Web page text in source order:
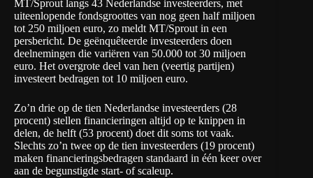
MT/Sprout langs 43 Nederlandse investeerders, met
uiteenlopende fondsgroottes van nog geen half miljoen
tot 250 miljoen euro, zo meldt MT/Sprout in een
persbericht. De geënquêteerde investeerders doen
deelnemingen die variëren van 50.000 tot 30 miljoen
euro. Het overgrote deel van hen (veertig partijen)
investeert bedragen tot 10 miljoen euro.
Zo’n drie op de tien Nederlandse investeerders (28
procent) stellen financieringen altijd op te knippen in
delen, de helft (53 procent) doet dit soms tot vaak.
Slechts zo’n twee op de tien investeerders (19 procent)
maken financieringsbedragen standaard in één keer over
aan de begunstigde start- of scaleup.